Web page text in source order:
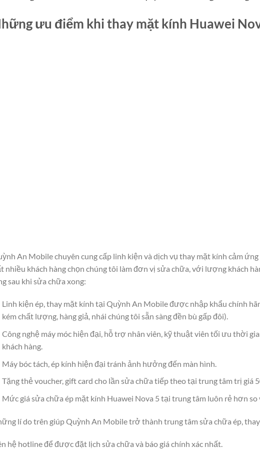
ưu điểm khi thay mặt kính Huawei
An Mobile chuyên cung cấp linh kiện và dịch vụ thay mặt kính cảm
nhiều khách hàng chọn chúng tôi làm đơn vị sửa chữa, với lượng khách
sau khi sửa chữa xong:
Linh kiện ép, thay mặt kính tại Quỳnh An Mobile được nhập khẩu chính
kém chất lượng, hàng giả, nhái chúng tôi sẵn sàng đền bù gấp đôi).
Công nghệ máy móc hiện đại, hỗ trợ nhân viên, kỹ thuật viên tối ưu thời
khách hàng.
Máy bóc tách, ép kính hiện đại tránh ảnh hưởng đến màn hình.
Tặng thẻ voucher, gift card cho lần sửa chữa tiếp theo tại trung tâm trị giá
Mức giá sửa chữa ép mặt kính Huawei Nova 5 tại trung tâm luôn rẻ hơn
lí do trên giúp Quỳnh An Mobile trở thành trung tâm sửa chữa ép,
hệ hotline để được đặt lịch sửa chữa và báo giá chính xác nhất.